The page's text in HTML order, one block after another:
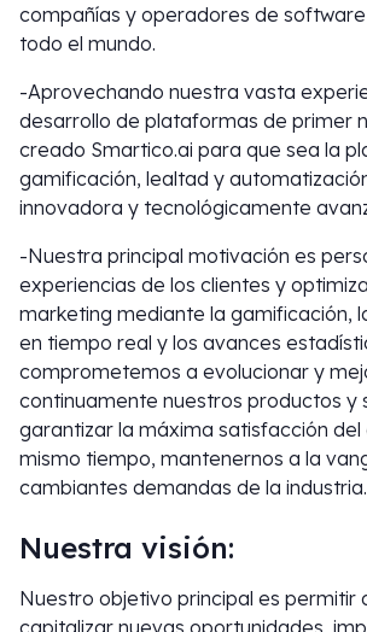
compañías y operadores de
todo el mundo.
-Aprovechando nuestra vasta
desarrollo de plataformas de primer
creado Smartico.ai para que sea la
gamificación, lealtad y
innovadora y tecnológicamente
-Nuestra principal motivación es
experiencias de los clientes y
marketing mediante la gamificación,
en tiempo real y los avances
comprometemos a evolucionar y
continuamente nuestros productos y
garantizar la máxima satisfacción del
mismo tiempo, mantenernos a la
cambiantes demandas de la industria.
Nuestra visión:
Nuestro objetivo principal es permitir